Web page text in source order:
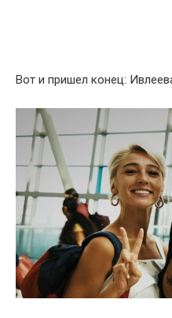
Вот и пришел конец: